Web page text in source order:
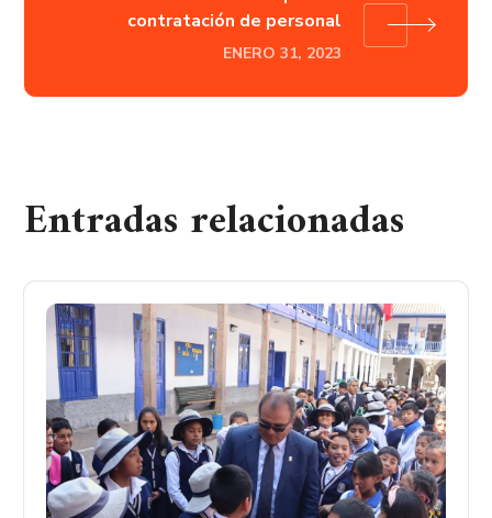
contratación de personal
ENERO 31, 2023
Entradas relacionadas